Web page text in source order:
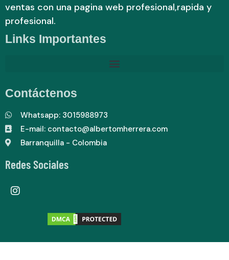
ventas con una pagina web profesional,rapida y
profesional.
Links Importantes
Contáctenos
Whatsapp: 3015988973
E-mail: contacto@albertomherrera.com
Barranquilla - Colombia
Redes Sociales